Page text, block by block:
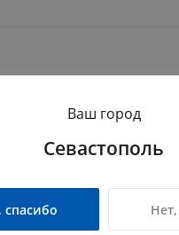
Гостиная Детская
(правый) ваниль
Ваш город
Севастополь
спасибо